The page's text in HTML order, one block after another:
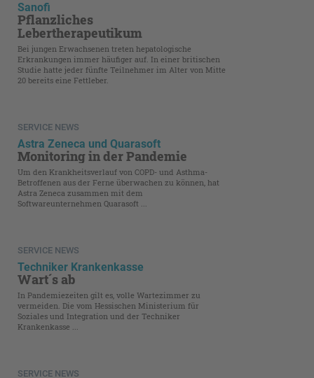
Sanofi
Pflanzliches
Lebertherapeutikum
Bei jungen Erwachsenen treten hepatologische
Erkrankungen immer häufiger auf. In einer britischen
Studie hatte jeder fünfte Teilnehmer im Alter von Mitte
20 bereits eine Fettleber.
SERVICE NEWS
Astra Zeneca und Quarasoft
Monitoring in der Pandemie
Um den Krankheitsverlauf von COPD- und Asthma-
Betroffenen aus der Ferne überwachen zu können, hat
Astra Zeneca zusammen mit dem
Softwareunternehmen Quarasoft ...
SERVICE NEWS
Techniker Krankenkasse
Wart´s ab
In Pandemiezeiten gilt es, volle Wartezimmer zu
vermeiden. Die vom Hessischen Ministerium für
Soziales und Integration und der Techniker
Krankenkasse ...
SERVICE NEWS